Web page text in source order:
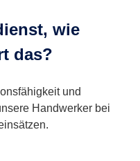
wie
das?
und
Handwerker bei